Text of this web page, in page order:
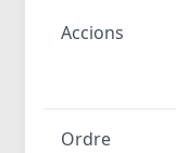
Accions
Ordre